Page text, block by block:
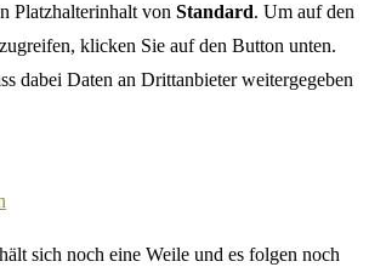
Platzhalterinhalt von Standard. Um auf den
klicken Sie auf den Button unten.
dabei Daten an Drittanbieter weitergegeben
sich noch eine Weile und es folgen noch